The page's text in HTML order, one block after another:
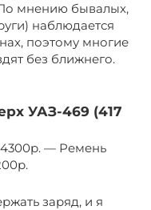
мнению бывалых,
наблюдается
поэтому многие
без ближнего.
УАЗ-469 (417
— Ремень
заряд, и я